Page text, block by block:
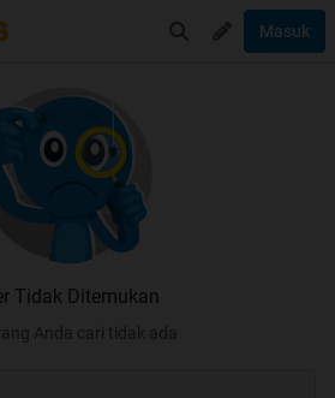
Masuk
Tidak Ditemukan
Anda cari tidak ada